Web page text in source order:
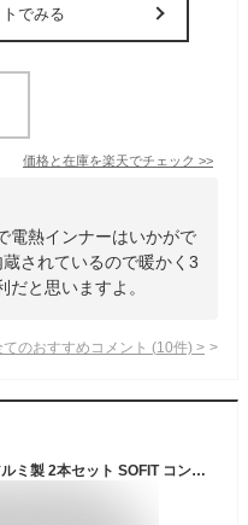
でみる
価格と在庫を楽天でチェック >>
電熱インナーはいかがで
されているので暖かく3
と思いますよ。
てのおすすめコメント (10件) >
トレッキングポール 折りたたみ 軽量アルミ製 2本セット SOFIT コンパクト 登山ストック 長さ調整可能 36-130cm伸縮可 ウォーキング ストック ステッキ ポール 男女兼用 トレッキングステッキ 収納バッグ付き 3種類のキット 付 登山 杖 アウトドア (ブラック)